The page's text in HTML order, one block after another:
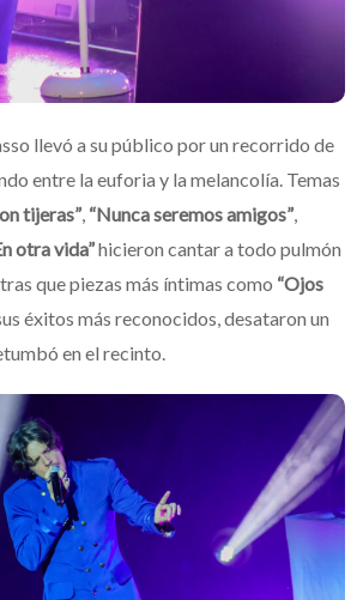
llevó a su público por un recorrido de
entre la euforia y la melancolía. Temas
tijeras”, “Nunca seremos amigos”,
otra vida”hicieron cantar a todo pulmón
que piezas más íntimas como “Ojos
éxitos más reconocidos, desataron un
en el recinto.